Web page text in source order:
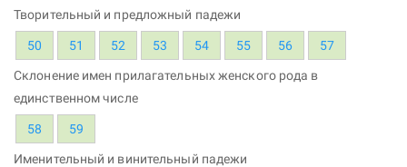
Творительный и предложный падежи
50 51 52 53 54 55 56 57
Склонение имен прилагательных женского рода в
единственном числе
58 59
Именительный и винительный падежи